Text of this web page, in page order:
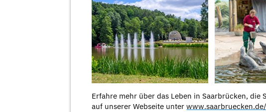
Erfahre mehr über das Leben in Saarbrücken,
auf unserer Webseite unter